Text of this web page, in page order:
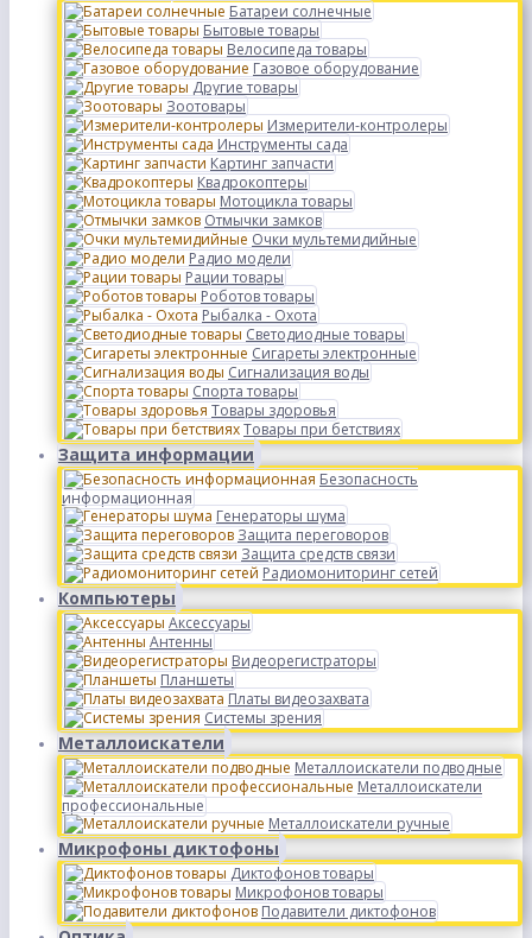
Батареи солнечные
Бытовые товары
Велосипеда товары
Газовое оборудование
Другие товары
Зоотовары
Измерители-контролеры
Инструменты сада
Картинг запчасти
Квадрокоптеры
Мотоцикла товары
Отмычки замков
Очки мультемидийные
Радио модели
Рации товары
Роботов товары
Рыбалка - Охота
Светодиодные товары
Сигареты электронные
Сигнализация воды
Спорта товары
Товары здоровья
Товары при бетствиях
Защита информации
Безопасность
информационная
Генераторы шума
Защита переговоров
Защита средств связи
Радиомониторинг сетей
Компьютеры
Аксессуары
Антенны
Видеорегистраторы
Планшеты
Платы видеозахвата
Системы зрения
Металлоискатели
Металлоискатели подводные
Металлоискатели
профессиональные
Металлоискатели ручные
Микрофоны диктофоны
Диктофонов товары
Микрофонов товары
Подавители диктофонов